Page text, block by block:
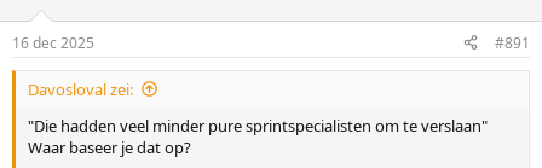
Schenk is moeilijk. Zonder iets af te doen aan de grootsheid van
deze twee, maar dat was echt wel een andere tijd. Die hadden veel
minder pure sprintspecialisten om te verslaan.
s
:
16 dec 2025 #891
Davosloval zei:
"Die hadden veel minder pure sprintspecialisten om te verslaan"
Waar baseer je dat op?